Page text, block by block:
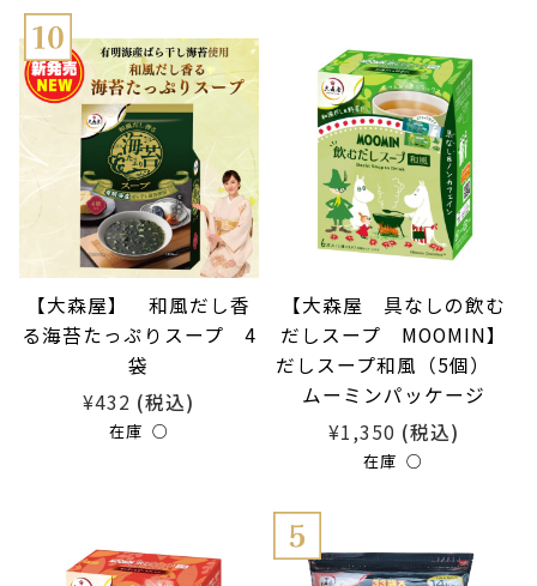
【大森屋】 和風だし香
る海苔たっぷりスープ 4
袋
¥432 (税込)
在庫 ○
【大森屋 具なしの飲む
だしスープ MOOMIN】
だしスープ和風（5個）
ムーミンパッケージ
¥1,350 (税込)
在庫 ○